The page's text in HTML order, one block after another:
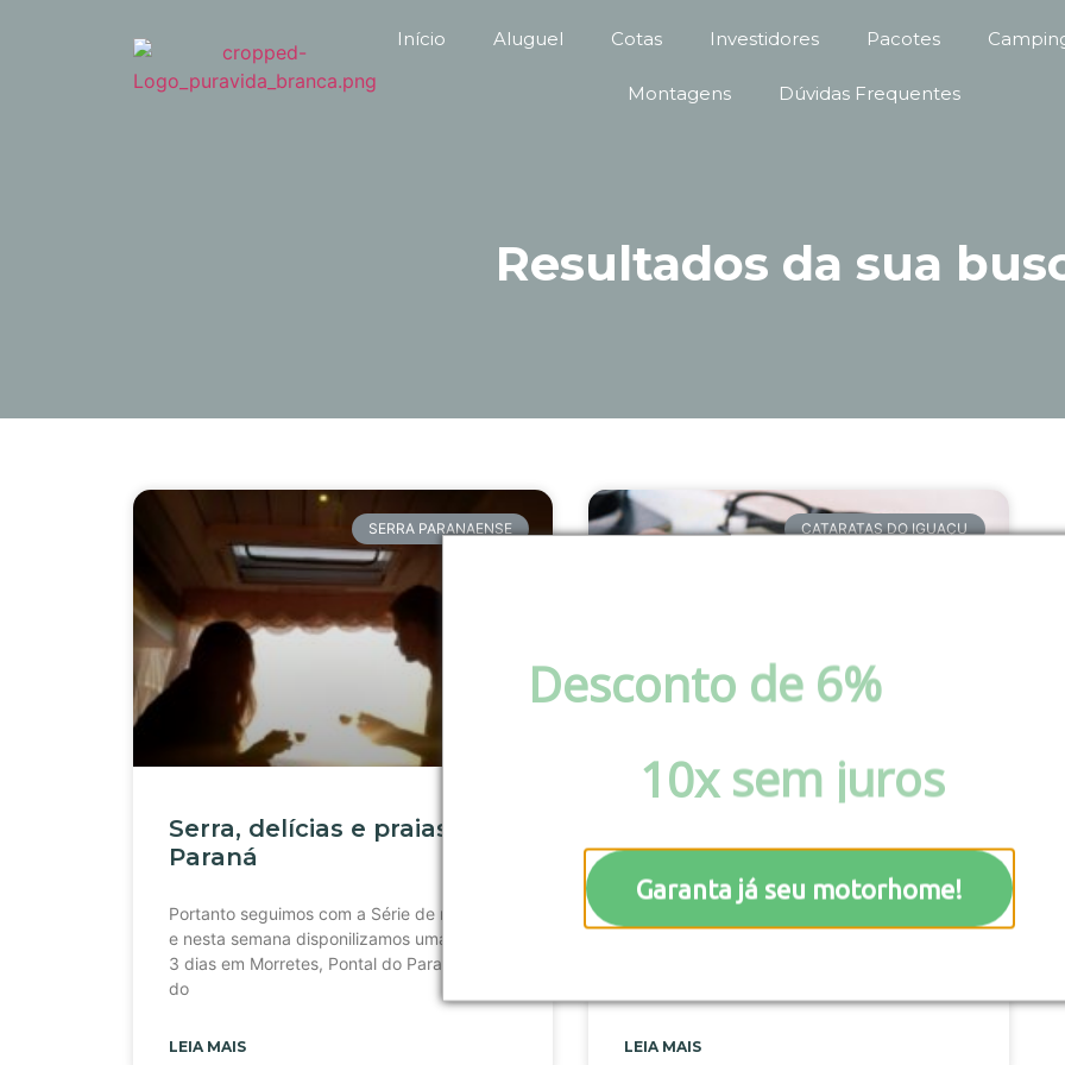
Desconto de 6%
10x sem juros
Garanta já seu motorhome!
Início Aluguel Cotas Investidores Pacotes
Montagens Dúvidas Frequentes
Resultados da sua
SERRA PARANAENSE
Serra, delícias e praias do
Paraná
Portanto seguimos com a Série de rotas com
e nesta semana disponilizamos uma rota de
3 dias em Morretes, Pontal do Paraná e Ilha
do
LEIA MAIS
CATARATAS DO IGUAÇU
viagem
LEIA MAIS